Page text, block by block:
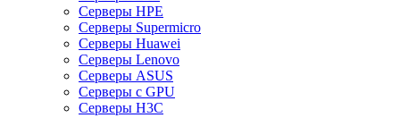
Серверы HPE
Серверы Supermicro
Серверы Huawei
Серверы Lenovo
Серверы ASUS
Серверы c GPU
Серверы H3C